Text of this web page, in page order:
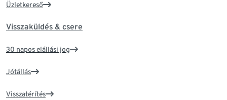
Üzletkereső
Visszaküldés & csere
30 napos elállási jog
Jótállás
Visszatérítés